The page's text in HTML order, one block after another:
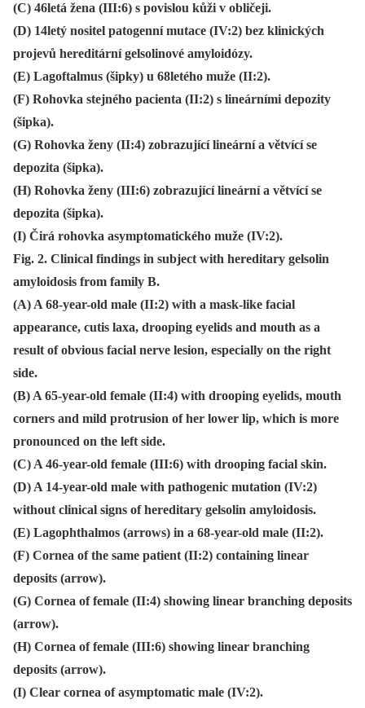
(C) 46letá žena (III:6) s povislou kůži v obličeji.
(D) 14letý nositel patogenní mutace (IV:2) bez klinických
projevů hereditární gelsolinové amyloidózy.
(E) Lagoftalmus (šipky) u 68letého muže (II:2).
(F) Rohovka stejného pacienta (II:2) s lineárními depozity
(šipka).
(G) Rohovka ženy (II:4) zobrazující lineární a větvící se
depozita (šipka).
(H) Rohovka ženy (III:6) zobrazující lineární a větvící se
depozita (šipka).
(I) Čirá rohovka asymptomatického muže (IV:2).
Fig. 2. Clinical findings in subject with hereditary gelsolin
amyloidosis from family B.
(A) A 68-year-old male (II:2) with a mask-like facial
appearance, cutis laxa, drooping eyelids and mouth as a
result of obvious facial nerve lesion, especially on the right
side.
(B) A 65-year-old female (II:4) with drooping eyelids, mouth
corners and mild protrusion of her lower lip, which is more
pronounced on the left side.
(C) A 46-year-old female (III:6) with drooping facial skin.
(D) A 14-year-old male with pathogenic mutation (IV:2)
without clinical signs of hereditary gelsolin amyloidosis.
(E) Lagophthalmos (arrows) in a 68-year-old male (II:2).
(F) Cornea of the same patient (II:2) containing linear
deposits (arrow).
(G) Cornea of female (II:4) showing linear branching deposits
(arrow).
(H) Cornea of female (III:6) showing linear branching
deposits (arrow).
(I) Clear cornea of asymptomatic male (IV:2).